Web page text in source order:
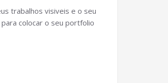
trabalhos visiveis e o seu
colocar o seu portfolio